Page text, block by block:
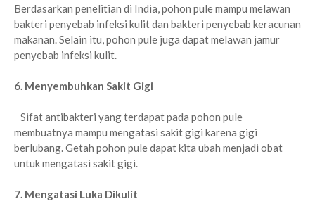
Berdasarkan penelitian di India, pohon pule mampu melawan
bakteri penyebab infeksi kulit dan bakteri penyebab keracunan
makanan. Selain itu, pohon pule juga dapat melawan jamur
penyebab infeksi kulit.
6. Menyembuhkan Sakit Gigi
Sifat antibakteri yang terdapat pada pohon pule
membuatnya mampu mengatasi sakit gigi karena gigi
berlubang. Getah pohon pule dapat kita ubah menjadi obat
untuk mengatasi sakit gigi.
7. Mengatasi Luka Dikulit